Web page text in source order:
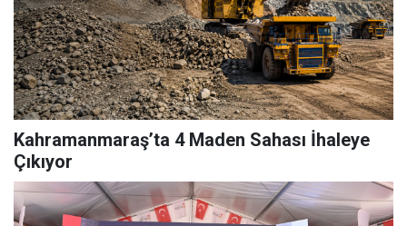
Kahramanmaraş’ta 4 Maden Sahası İhaleye
Çıkıyor